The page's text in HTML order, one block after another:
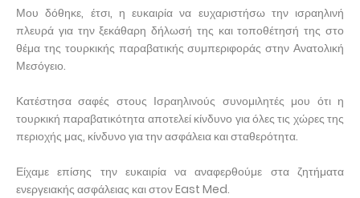
Μου δόθηκε, έτσι, η ευκαιρία να ευχαριστήσω την ισραηλινή
πλευρά για την ξεκάθαρη δήλωσή της και τοποθέτησή της στο
θέμα της τουρκικής παραβατικής συμπεριφοράς στην Ανατολική
Μεσόγειο.
Κατέστησα σαφές στους Ισραηλινούς συνομιλητές μου ότι η
τουρκική παραβατικότητα αποτελεί κίνδυνο για όλες τις χώρες της
περιοχής μας, κίνδυνο για την ασφάλεια και σταθερότητα.
Είχαμε επίσης την ευκαιρία να αναφερθούμε στα ζητήματα
ενεργειακής ασφάλειας και στον East Med.